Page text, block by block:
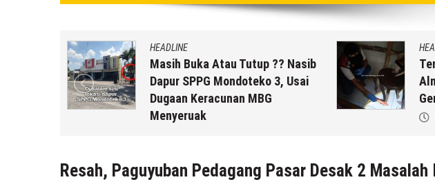
HEADLINE
Masih Buka Atau Tutup ?? Nasib
Dapur SPPG Mondoteko 3, Usai
Dugaan Keracunan MBG
Menyeruak
Resah, Paguyuban Pedagang Pasar Desak 2 Masalah